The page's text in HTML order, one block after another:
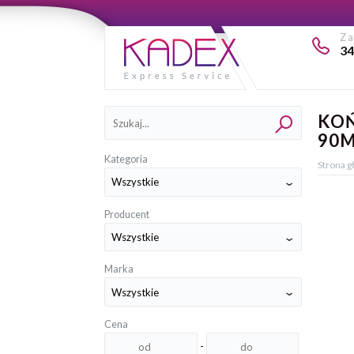
Kategoria
Producent
Marka
Cena
-
Kategorie
Strona